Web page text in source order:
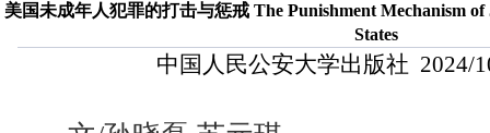
美国未成年人犯罪的打击与惩戒 The Punishment Mechanism
States
中国人民公安大学出版社 2024/